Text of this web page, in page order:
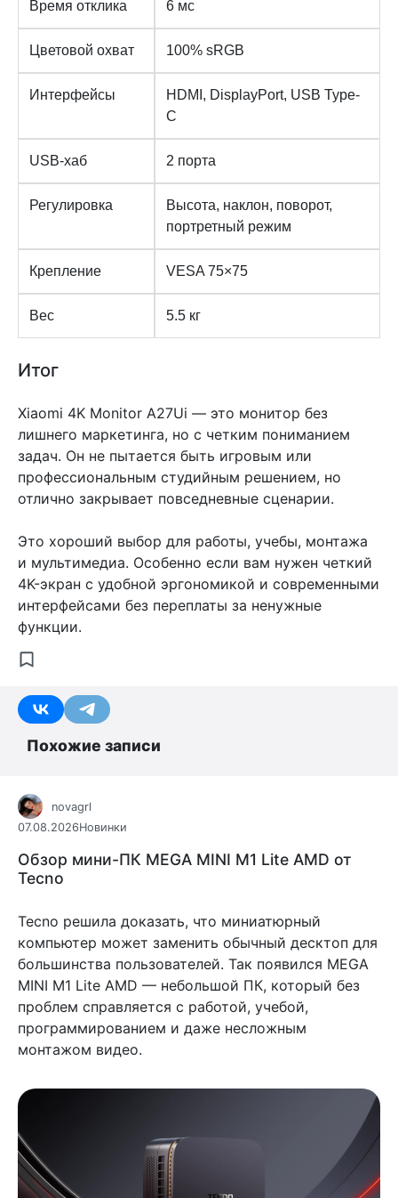
Время отклика 6 мс
Цветовой охват 100% sRGB
Интерфейсы
HDMI, DisplayPort, USB Type-
C
USB-хаб 2 порта
Регулировка
Высота, наклон, поворот,
портретный режим
Крепление VESA 75×75
Вес 5.5 кг
Итог
Xiaomi 4K Monitor A27Ui — это монитор без
лишнего маркетинга, но с четким пониманием
задач. Он не пытается быть игровым или
профессиональным студийным решением, но
отлично закрывает повседневные сценарии.
Это хороший выбор для работы, учебы, монтажа
и мультимедиа. Особенно если вам нужен четкий
4K-экран с удобной эргономикой и современными
интерфейсами без переплаты за ненужные
функции.
Похожие записи
novagrl
07.08.2026Новинки
Обзор мини-ПК MEGA MINI M1 Lite AMD от
Tecno
Tecno решила доказать, что миниатюрный
компьютер может заменить обычный десктоп для
большинства пользователей. Так появился MEGA
MINI M1 Lite AMD — небольшой ПК, который без
проблем справляется с работой, учебой,
программированием и даже несложным
монтажом видео.